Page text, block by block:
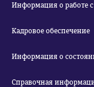
Информация о работе
Кадровое обеспечение
Информация о
Справочная